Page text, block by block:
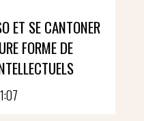
ET SE CANTONER
FORME DE